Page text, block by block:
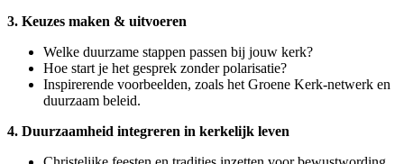
3. Keuzes maken & uitvoeren
Welke duurzame stappen passen bij jouw kerk?
Hoe start je het gesprek zonder polarisatie?
Inspirerende voorbeelden, zoals het Groene Kerk-netwerk en
duurzaam beleid.
4. Duurzaamheid integreren in kerkelijk leven